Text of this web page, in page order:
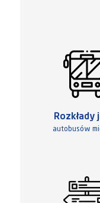
Rozkłady
autobusów